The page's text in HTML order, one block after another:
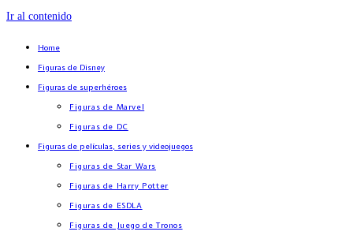
Ir al contenido
Home
Figuras de Disney
Figuras de superhéroes
Figuras de Marvel
Figuras de DC
Figuras de películas, series y videojuegos
Figuras de Star Wars
Figuras de Harry Potter
Figuras de ESDLA
Figuras de Juego de Tronos